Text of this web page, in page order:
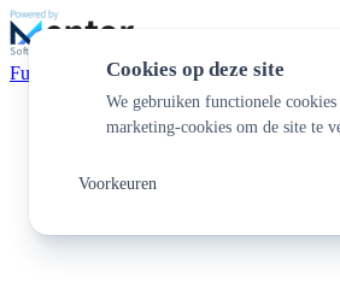
Cookies op deze site
We gebruiken functionele
marketing-cookies om de site te
Voorkeuren
Functionaliteiten